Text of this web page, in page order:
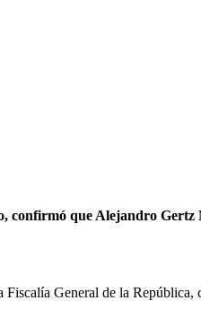
confirmó que Alejandro Gertz
General de la República,